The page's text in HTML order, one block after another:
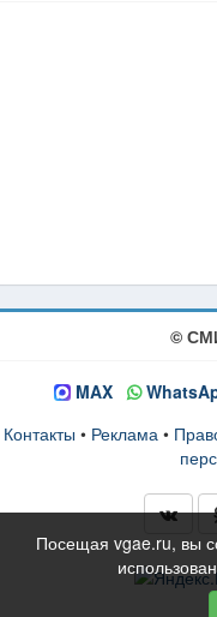
©
MAX
Контакты • Реклама•
Посещая vgae.ru, вы